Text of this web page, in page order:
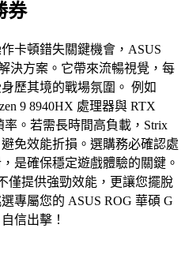
券
卡頓錯失關鍵機會，ASUS
決方案。它帶來流暢視覺，每
歷其境的戰場氛圍。 例如
9 8940HX 處理器與 RTX
。若需長時間高負載，Strix
免效能折損。選購務必確認處
是確保穩定遊戲體驗的關鍵。
僅提供強勁效能，更讓您擺脫
專屬您的 ASUS ROG 華碩 G
信出擊！